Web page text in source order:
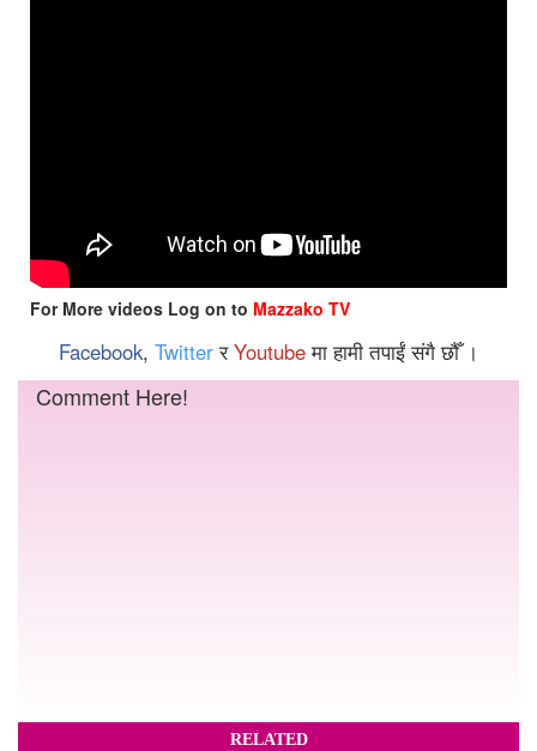
For More videos Log on to Mazzako TV
Facebook, TwitterरYoutubeमा हामी तपाईं संगै छौँ ।
Comment Here!
RELATED